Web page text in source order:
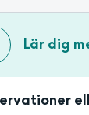
Lär dig